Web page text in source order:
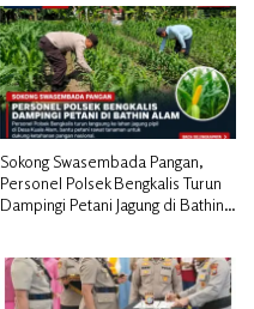
Sokong Swasembada Pangan,
Personel Polsek Bengkalis Turun
Dampingi Petani Jagung di Bathin